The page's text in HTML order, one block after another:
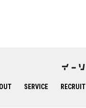
SERVICE RECRUIT